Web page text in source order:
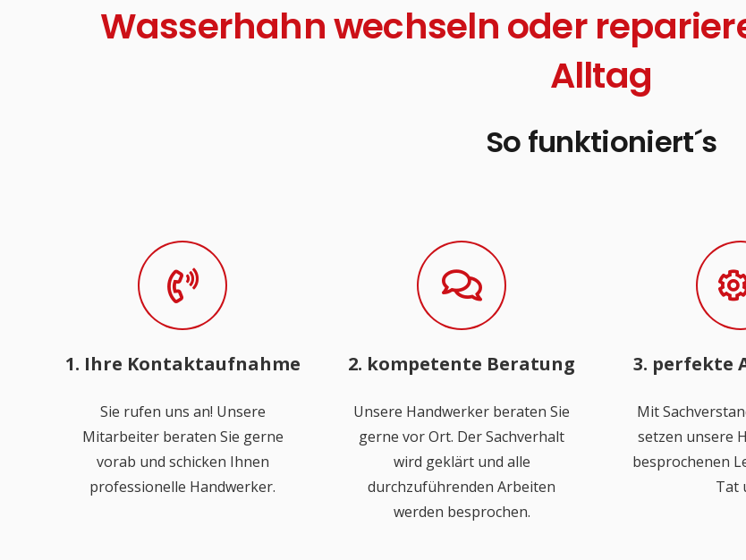
Wasserhahn wechseln oder
Alltag
So funktioniert´s
1. Ihre Kontaktaufnahme
Sie rufen uns an! Unsere
Mitarbeiter beraten Sie gerne
vorab und schicken Ihnen
professionelle Handwerker.
2. kompetente Beratung
Unsere Handwerker beraten Sie
gerne vor Ort. Der Sachverhalt
wird geklärt und alle
durchzuführenden Arbeiten
werden besprochen.
3. perfekte
Mit
setzen unsere
besprochenen
Tat